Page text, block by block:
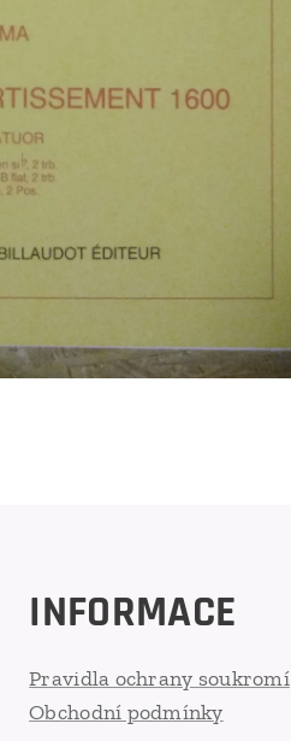
INFORMACE
Pravidla ochrany soukromí
Obchodní podmínky